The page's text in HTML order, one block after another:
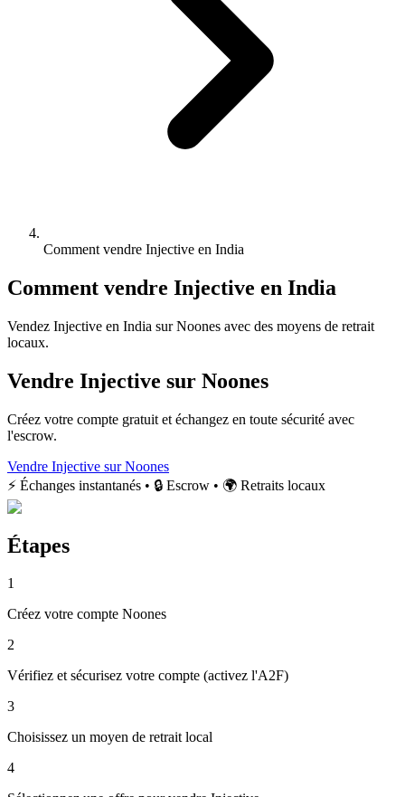
Comment vendre Injective en India
Comment vendre Injective en India
Vendez Injective en India sur Noones avec des moyens de retrait
locaux.
Vendre Injective sur Noones
Créez votre compte gratuit et échangez en toute sécurité avec
l'escrow.
Vendre Injective sur Noones
⚡ Échanges instantanés • 🔒 Escrow • 🌍 Retraits locaux
Étapes
1
Créez votre compte Noones
2
Vérifiez et sécurisez votre compte (activez l'A2F)
3
Choisissez un moyen de retrait local
4